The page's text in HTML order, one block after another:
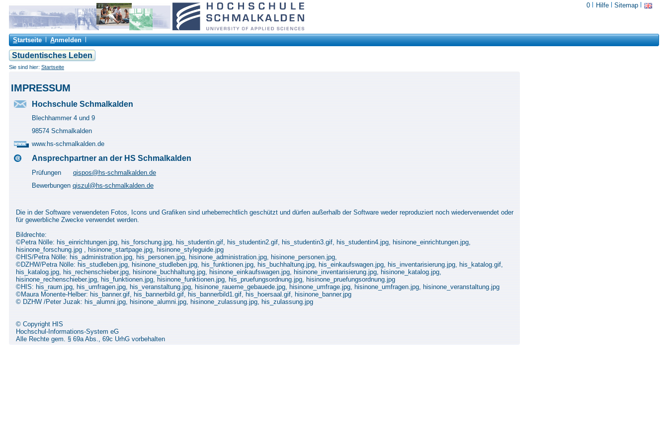
0 Hilfe Sitemap
Startseite Anmelden
Studentisches Leben
Sie sind hier: Startseite
IMPRESSUM
Hochschule Schmalkalden
Blechhammer 4 und 9
98574 Schmalkalden
www.hs-schmalkalden.de
Ansprechpartner an der HS Schmalkalden
Prüfungen qispos@hs-schmalkalden.de
Bewerbungen qiszul@hs-schmalkalden.de
Die in der Software verwendeten Fotos, Icons und Grafiken sind urheberrechtlich geschützt und dürfen außerhalb der Software weder reproduziert noch wiederverwendet oder
für gewerbliche Zwecke verwendet werden.
Bildrechte:
©Petra Nölle: his_einrichtungen.jpg, his_forschung.jpg, his_studentin.gif, his_studentin2.gif, his_studentin3.gif, his_studentin4.jpg, hisinone_einrichtungen.jpg,
hisinone_forschung.jpg , hisinone_startpage.jpg, hisinone_styleguide.jpg
©HIS/Petra Nölle: his_administration.jpg, his_personen.jpg, hisinone_administration.jpg, hisinone_personen.jpg,
©DZHW/Petra Nölle: his_studleben.jpg, hisinone_studleben.jpg, his_funktionen.jpg, his_buchhaltung.jpg, his_einkaufswagen.jpg, his_inventarisierung.jpg, his_katalog.gif,
his_katalog.jpg, his_rechenschieber.jpg, hisinone_buchhaltung.jpg, hisinone_einkaufswagen.jpg, hisinone_inventarisierung.jpg, hisinone_katalog.jpg,
hisinone_rechenschieber.jpg, his_funktionen.jpg, hisinone_funktionen.jpg, his_pruefungsordnung.jpg, hisinone_pruefungsordnung.jpg
©HIS: his_raum.jpg, his_umfragen.jpg, his_veranstaltung.jpg, hisinone_raueme_gebauede.jpg, hisinone_umfrage.jpg, hisinone_umfragen.jpg, hisinone_veranstaltung.jpg
©Maura Monente-Helber: his_banner.gif, his_bannerbild.gif, his_bannerbild1.gif, his_hoersaal.gif, hisinone_banner.jpg
© DZHW /Peter Juzak: his_alumni.jpg, hisinone_alumni.jpg, hisinone_zulassung.jpg, his_zulassung.jpg
© Copyright HIS
Hochschul-Informations-System eG
Alle Rechte gem. § 69a Abs., 69c UrhG vorbehalten